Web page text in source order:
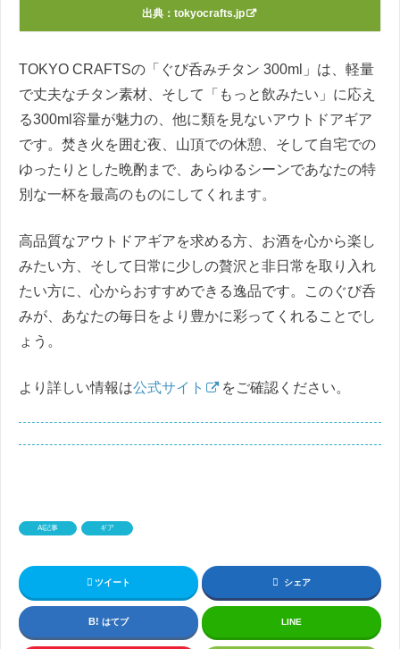
出典： tokyocrafts.jp
TOKYO CRAFTSの「ぐび呑みチタン 300ml」は、軽量
で丈夫なチタン素材、そして「もっと飲みたい」に応え
る300ml容量が魅力の、他に類を見ないアウトドアギア
です。焚き火を囲む夜、山頂での休憩、そして自宅での
ゆったりとした晩酌まで、あらゆるシーンであなたの特
別な一杯を最高のものにしてくれます。
高品質なアウトドアギアを求める方、お酒を心から楽し
みたい方、そして日常に少しの贅沢と非日常を取り入れ
たい方に、心からおすすめできる逸品です。このぐび呑
みが、あなたの毎日をより豊かに彩ってくれることでし
ょう。
より詳しい情報は公式サイト をご確認ください。
AI記事 ギア
ツイート シェア
はてブ LINE